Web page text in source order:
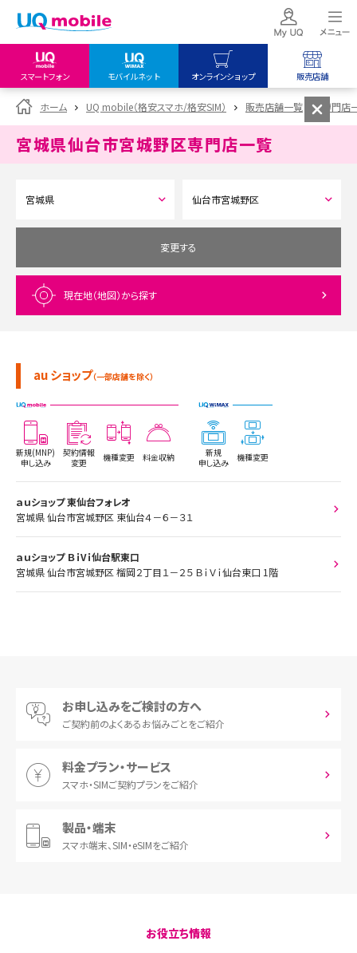
スマートフォン モバイルネット オンラインショップ 販売店舗
my UQ WiMAX
UQ WiMAX ご契約の方
My UQ mobile
データチャージサイト
UQ mobile
オンラインショップ
UQ WiMAX
UQ mobile
販売店舗
UQ WiMAX
ホーム UQ mobile（格安スマホ/格安SIM） 販売店舗一覧 専門店
宮城県仙台市宮城野区専門店一覧
変更する
現在地（地図）から探す
au ショップ（一部店舗を除く）
新規(MNP)
申し込み
契約情報
変更
機種変更 料金収納
新規
申し込み
機種変更
ａｕショップ 東仙台フォレオ
宮城県 仙台市宮城野区 東仙台４－６－３１
ａｕショップ ＢｉVｉ仙台駅東口
宮城県 仙台市宮城野区 榴岡２丁目１－２５ ＢｉＶｉ仙台東口 1階
お申し込みをご検討の方へ
ご契約前のよくあるお悩みごとをご紹介
料金プラン・サービス
スマホ・SIMご契約プランをご紹介
製品・端末
スマホ端末、SIM・eSIMをご紹介
お役立ち情報